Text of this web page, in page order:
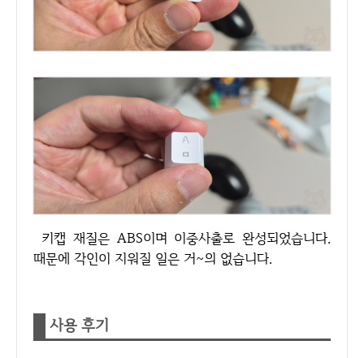
키캡 재질은 ABS이며 이중사출로 완성되었습니다.
때문에 각인이 지워질 일은 거~의 없습니다.
사용 후기